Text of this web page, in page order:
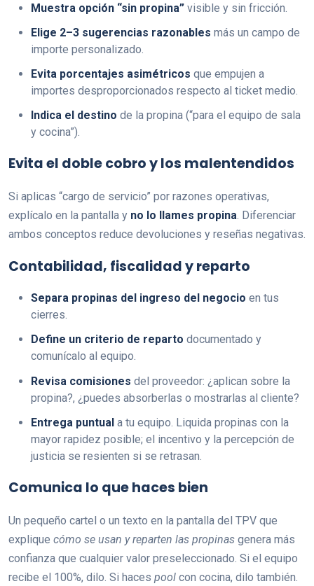
Muestra opción “sin propina” visible y sin fricción.
Elige 2–3 sugerencias razonables más un campo de
importe personalizado.
Evita porcentajes asimétricos que empujen a
importes desproporcionados respecto al ticket medio.
Indica el destino de la propina (“para el equipo de sala
y cocina”).
Evita el doble cobro y los malentendidos
Si aplicas “cargo de servicio” por razones operativas,
explícalo en la pantalla y no lo llames propina. Diferenciar
ambos conceptos reduce devoluciones y reseñas negativas.
Contabilidad, fiscalidad y reparto
Separa propinas del ingreso del negocio en tus
cierres.
Define un criterio de reparto documentado y
comunícalo al equipo.
Revisa comisiones del proveedor: ¿aplican sobre la
propina?, ¿puedes absorberlas o mostrarlas al cliente?
Entrega puntual a tu equipo. Liquida propinas con la
mayor rapidez posible; el incentivo y la percepción de
justicia se resienten si se retrasan.
Comunica lo que haces bien
Un pequeño cartel o un texto en la pantalla del TPV que
explique cómo se usan y reparten las propinas genera más
confianza que cualquier valor preseleccionado. Si el equipo
recibe el 100%, dilo. Si haces pool con cocina, dilo también.